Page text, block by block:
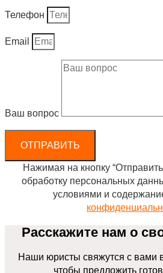
Телефон
Email
Ваш вопрос
ОТПРАВИТЬ
Нажимая на кнопку
обработку персональных
условиями и
Расскажите нам о
Наши юристы свяжутся с вами
чтобы предложить